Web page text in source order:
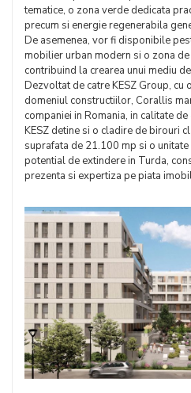
tematice, o zona verde dedicata
precum si energie regenerabila
De asemenea, vor fi disponibile
mobilier urban modern si o zona
contribuind la crearea unui mediu
Dezvoltat de catre KESZ Group, cu
domeniul constructiilor, Corallis
companiei in Romania, in calitate
KESZ detine si o cladire de birouri
suprafata de 21.100 mp si o
potential de extindere in Turda,
prezenta si expertiza pe piata